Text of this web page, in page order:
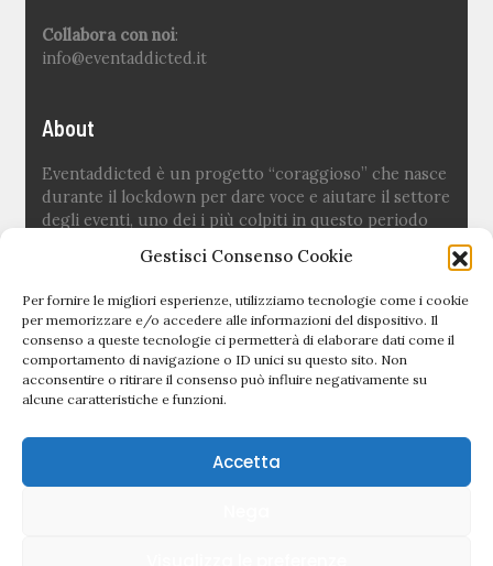
Gestisci Consenso Cookie
Per fornire le migliori esperienze, utilizziamo tecnologie come i cookie
per memorizzare e/o accedere alle informazioni del dispositivo. Il
consenso a queste tecnologie ci permetterà di elaborare dati come il
comportamento di navigazione o ID unici su questo sito. Non
acconsentire o ritirare il consenso può influire negativamente su
alcune caratteristiche e funzioni.
Accetta
Collabora con noi:
info@eventaddicted.it
About
Eventaddicted è un progetto “coraggioso” che nasce
durante il lockdown per dare voce e aiutare il settore
degli eventi, uno dei i più colpiti in questo periodo
Ideato e fondato da Sara Fuoco
Quick links
Newsletter
Politica editoriale